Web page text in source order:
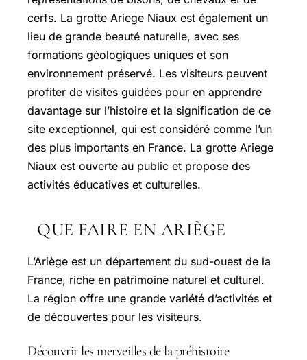
cerfs. La grotte Ariege Niaux est également un
lieu de grande beauté naturelle, avec ses
formations géologiques uniques et son
environnement préservé. Les visiteurs peuvent
profiter de visites guidées pour en apprendre
davantage sur l’histoire et la signification de ce
site exceptionnel, qui est considéré comme l’un
des plus importants en France. La grotte Ariege
Niaux est ouverte au public et propose des
activités éducatives et culturelles.
QUE FAIRE EN ARIÈGE
L’Ariège est un département du sud-ouest de la
France, riche en patrimoine naturel et culturel.
La région offre une grande variété d’activités et
de découvertes pour les visiteurs.
Découvrir les merveilles de la préhistoire